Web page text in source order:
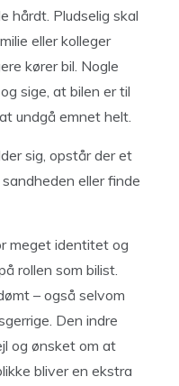
hårdt. Pludselig skal
eller kolleger
kører bil. Nogle
sige, at bilen er til
undgå emnet helt.
sig, opstår der et
eller finde
meget identitet og
rollen som bilist.
– også selvom
Den indre
og ønsket om at
bliver en ekstra